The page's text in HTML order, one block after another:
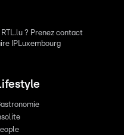
? Prenez contact
IPLuxembourg